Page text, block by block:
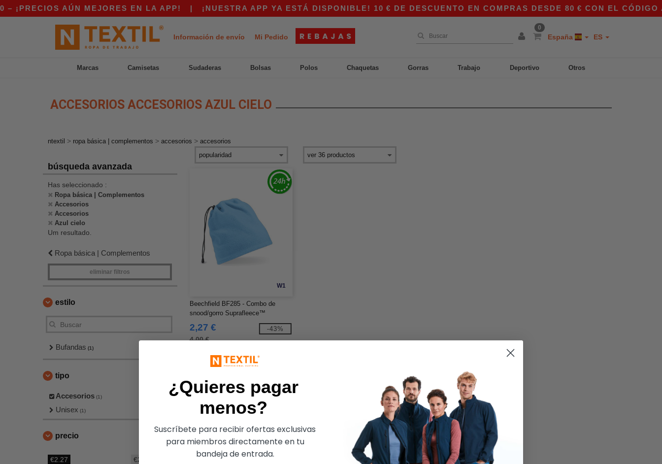
AÚN MEJORES EN LA APP! | ¡NUESTRA APP YA ESTÁ DISPONIBLE! 10 € DE DESCUENTO EN COMPRAS DESDE 80 € CON EL CÓDIGO
Información de envío Mi Pedido
0
España ES
Marcas Camisetas Sudaderas Bolsas Polos Chaquetas Gorras Trabajo Deportivo Otros
ACCESORIOS ACCESORIOS AZUL CIELO
ntextil > ropa básica | complementos > accesorios > accesorios
búsqueda avanzada
Has seleccionado :
Ropa básica | Complementos
Accesorios
Accesorios
Azul cielo
Um resultado.
Ropa básica | Complementos
eliminar filtros
estilo
Bufandas (1)
tipo
Accesorios (1)
Unisex (1)
precio
€2.27
€2.27
W1
Beechfield BF285 - Combo de
snood/gorro Suprafleece™
2,27 €
4,00 €
-43%
¿Quieres pagar
menos?
Suscríbete para recibir ofertas exclusivas
para miembros directamente en tu
bandeja de entrada.